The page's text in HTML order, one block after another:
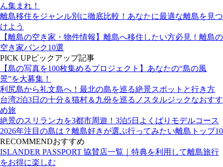
ん集まれ！
離島移住をジャンル別に徹底比較！あなたに最適な離島を見つ
けよう
【離島の空き家・物件情報】離島へ移住したい方必見！離島の
空き家バンク10選
PICK UPピックアップ記事
【島の写真を100枚集めるプロジェクト】あなたの“島の風
景”を大募集！
利尻島から礼文島へ！最北の島を巡る絶景スポットと行き方
台湾2泊3日の十分＆猫村＆九份を巡るノスタルジックなおすす
め旅
絶景のスリランカを3都市周遊！3泊5日よくばりモデルコース
2026年注目の島は？離島好きが選ぶ行ってみたい離島トップ10
RECOMMENDおすすめ
ISLANDER PASSPORT 協賛店一覧｜特典を利用して離島旅行
をお得に楽しむ